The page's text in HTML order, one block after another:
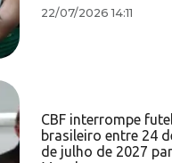
22/07/2026 14:11
CBF interrompe
brasileiro entre 24
de julho de 2027